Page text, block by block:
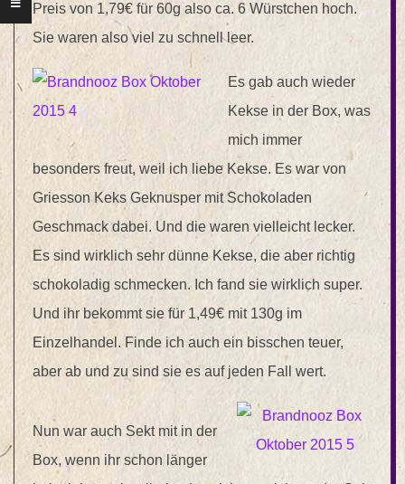
Preis von 1,79€ für 60g also ca. 6 Würstchen hoch.
Sie waren also viel zu schnell leer.
Es gab auch wieder
Kekse in der Box, was
mich immer
besonders freut, weil ich liebe Kekse. Es war von
Griesson Keks Geknusper mit Schokoladen
Geschmack dabei. Und die waren vielleicht lecker.
Es sind wirklich sehr dünne Kekse, die aber richtig
schokoladig schmecken. Ich fand sie wirklich super.
Und ihr bekommt sie für 1,49€ mit 130g im
Einzelhandel. Finde ich auch ein bisschen teuer,
aber ab und zu sind sie es auf jeden Fall wert.
Nun war auch Sekt mit in der
Box, wenn ihr schon länger